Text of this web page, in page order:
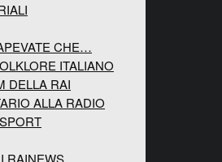
CHE…
ITALIANO
DELLA RAI
ALLA RADIO
RAINEWS